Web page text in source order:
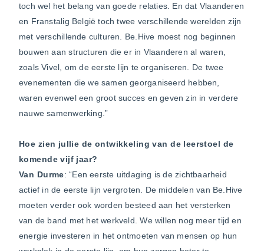
toch wel het belang van goede relaties. En dat Vlaanderen
en Franstalig België toch twee verschillende werelden zijn
met verschillende culturen. Be.Hive moest nog beginnen
bouwen aan structuren die er in Vlaanderen al waren,
zoals Vivel, om de eerste lijn te organiseren. De twee
evenementen die we samen georganiseerd hebben,
waren evenwel een groot succes en geven zin in verdere
nauwe samenwerking.”
Hoe zien jullie de ontwikkeling van de leerstoel de
komende vijf jaar?
Van Durme: “Een eerste uitdaging is de zichtbaarheid
actief in de eerste lijn vergroten. De middelen van Be.Hive
moeten verder ook worden besteed aan het versterken
van de band met het werkveld. We willen nog meer tijd en
energie investeren in het ontmoeten van mensen op hun